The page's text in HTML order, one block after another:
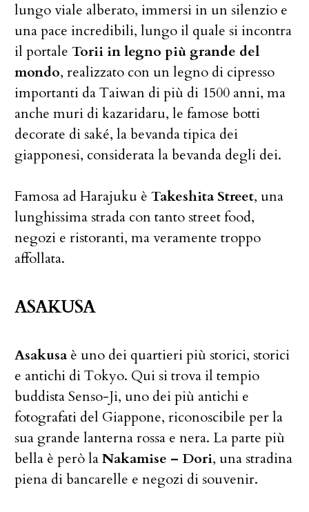
lungo viale alberato, immersi in un silenzio e
una pace incredibili, lungo il quale si incontra
il portale Torii in legno più grande del
mondo, realizzato con un legno di cipresso
importanti da Taiwan di più di 1500 anni, ma
anche muri di kazaridaru, le famose botti
decorate di saké, la bevanda tipica dei
giapponesi, considerata la bevanda degli dei.
Famosa ad Harajuku è Takeshita Street, una
lunghissima strada con tanto street food,
negozi e ristoranti, ma veramente troppo
affollata.
ASAKUSA
Asakusa è uno dei quartieri più storici, storici
e antichi di Tokyo. Qui si trova il tempio
buddista Senso-Ji, uno dei più antichi e
fotografati del Giappone, riconoscibile per la
sua grande lanterna rossa e nera. La parte più
bella è però laNakamise – Dori, una stradina
piena di bancarelle e negozi di souvenir.